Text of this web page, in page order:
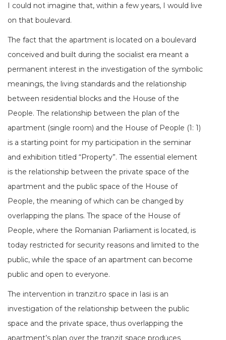
I could not imagine that, within a few years, I would live
on that boulevard.
The fact that the apartment is located on a boulevard
conceived and built during the socialist era meant a
permanent interest in the investigation of the symbolic
meanings, the living standards and the relationship
between residential blocks and the House of the
People. The relationship between the plan of the
apartment (single room) and the House of People (1: 1)
is a starting point for my participation in the seminar
and exhibition titled “Property”. The essential element
is the relationship between the private space of the
apartment and the public space of the House of
People, the meaning of which can be changed by
overlapping the plans. The space of the House of
People, where the Romanian Parliament is located, is
today restricted for security reasons and limited to the
public, while the space of an apartment can become
public and open to everyone.
The intervention in tranzit.ro space in Iasi is an
investigation of the relationship between the public
space and the private space, thus overlapping the
apartment’s plan over the tranzit space produces